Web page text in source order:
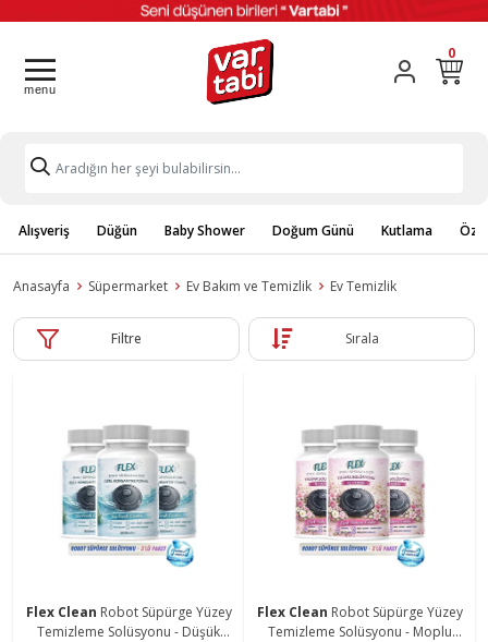
0
Alışveriş Düğün Baby Shower Doğum Günü Kutlama
Anasayfa Süpermarket Ev Bakım ve Temizlik Ev Temizlik
Filtre Sırala
Flex Clean Robot Süpürge Yüzey
Temizleme Solüsyonu - Düşük
Flex Clean Robot Süpürge Yüzey
Temizleme Solüsyonu - Moplu